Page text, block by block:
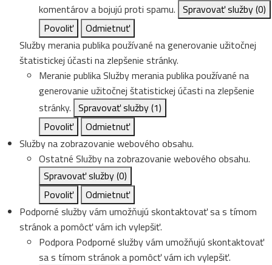
komentárov a bojujú proti spamu. Spravovať služby(0)
Povoliť
Odmietnuť
Služby merania publika používané na generovanie užitočnej
štatistickej účasti na zlepšenie stránky.
Meranie publikaSlužby merania publika používané na
generovanie užitočnej štatistickej účasti na zlepšenie
stránky. Spravovať služby(1)
Povoliť
Odmietnuť
Služby na zobrazovanie webového obsahu.
Ostatné Služby na zobrazovanie webového obsahu.
Spravovať služby(0)
Povoliť
Odmietnuť
Podporné služby vám umožňujú skontaktovať sa s tímom
stránok a pomôcť vám ich vylepšiť.
Podpora Podporné služby vám umožňujú skontaktovať
sa s tímom stránok a pomôcť vám ich vylepšiť.